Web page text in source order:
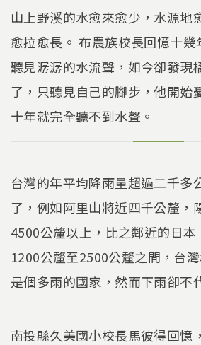
山上野溪的水愈來愈少，水源地
愈拉愈長。 布農族校長回憶十
聽見潺潺的水流聲，如今卻發現
了，只聽見自己的腳步，他開始
十年就完全聽不到水聲。
台灣的年平均降雨量超過二千多
了，例如阿里山將近四千公釐，
4500公釐以上，比之鄰近的日
1200公釐至2500公釐之間，台
是個多雨的國家，然而下雨卻不
南投縣久美國小校長馬彼得回憶